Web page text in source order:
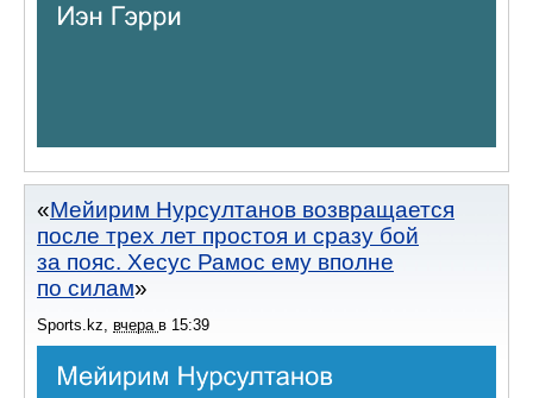
Мейирим Нурсултанов возвращается
после трех лет простоя и сразу бой
за пояс. Хесус Рамос ему вполне
по силам
Sports.kz, вчера в 15:39